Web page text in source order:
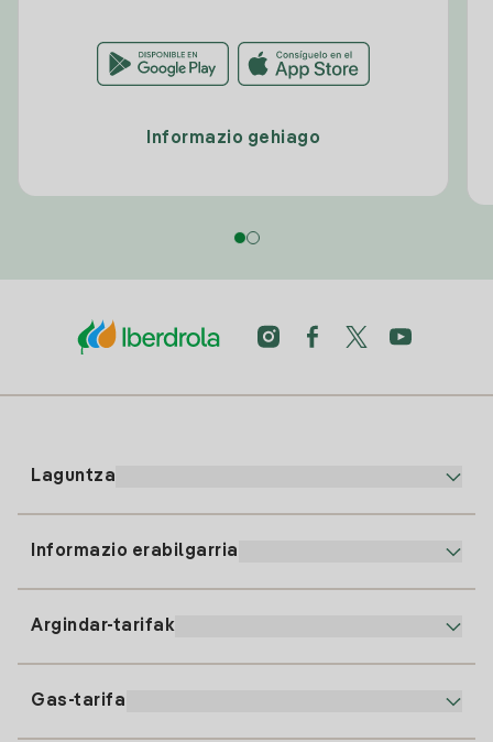
Informazio gehiago
Laguntza
91 919 52 73
Informazio erabilgarria
Argindar-tarifak
Gas-tarifa